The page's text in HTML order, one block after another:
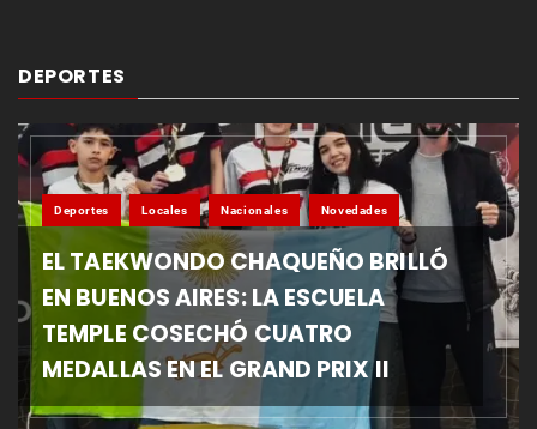
DEPORTES
Deportes Locales Nacionales Novedades
EL TAEKWONDO CHAQUEÑO BRILLÓ
EN BUENOS AIRES: LA ESCUELA
TEMPLE COSECHÓ CUATRO
MEDALLAS EN EL GRAND PRIX II